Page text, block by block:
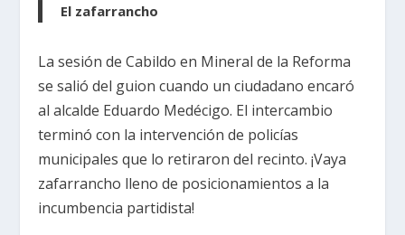
El zafarrancho
La sesión de Cabildo en Mineral de la Reforma
se salió del guion cuando un ciudadano encaró
al alcalde Eduardo Medécigo. El intercambio
terminó con la intervención de policías
municipales que lo retiraron del recinto. ¡Vaya
zafarrancho lleno de posicionamientos a la
incumbencia partidista!